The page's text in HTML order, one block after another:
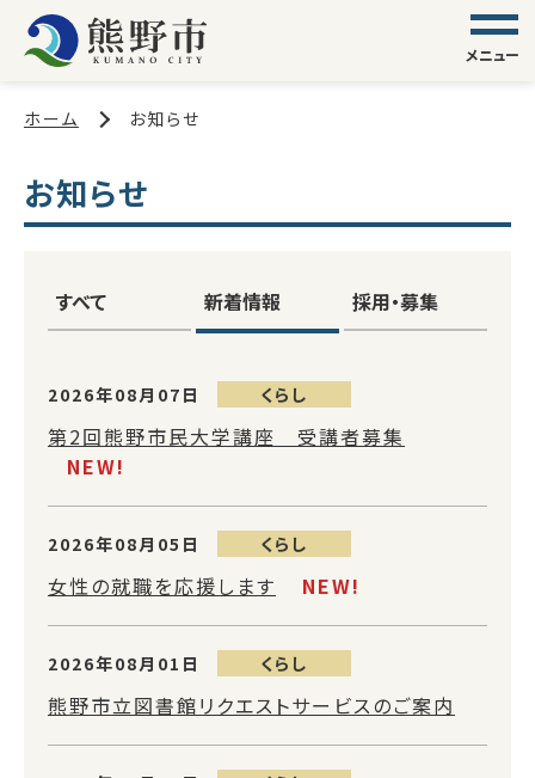
メニュー
ホーム お知らせ
お知らせ
すべて 新着情報 採用・募集
2026年08月07日 くらし
第2回熊野市民大学講座 受講者募集
NEW!
2026年08月05日 くらし
女性の就職を応援します NEW!
2026年08月01日 くらし
熊野市立図書館リクエストサービスのご案内